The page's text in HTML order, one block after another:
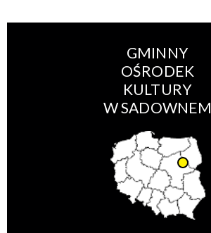
GMINNY
OŚRODEK
KULTURY
W SADOWNEM